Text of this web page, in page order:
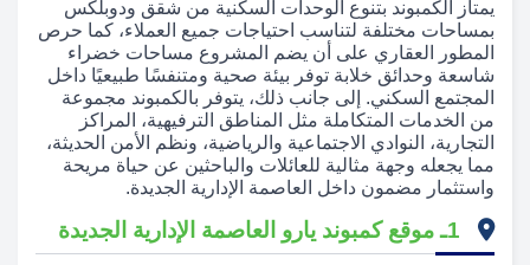
يمتاز الكمبوند بتنوع الوحدات السكنية من شقق ودوبلكس
بمساحات مختلفة لتناسب احتياجات جميع العملاء، كما حرص
المطور العقاري على أن يضم المشروع مساحات خضراء
شاسعة وحدائق خلابة توفر بيئة صحية ومتنفسًا طبيعيًا داخل
المجتمع السكني. إلى جانب ذلك، يتوفر بالكمبوند مجموعة
من الخدمات المتكاملة مثل المناطق الترفيهية، المراكز
التجارية، النوادي الاجتماعية والرياضية، ونظم الأمن الحديثة،
مما يجعله وجهة مثالية للعائلات والباحثين عن حياة مريحة
واستثمار مضمون داخل العاصمة الإدارية الجديدة.